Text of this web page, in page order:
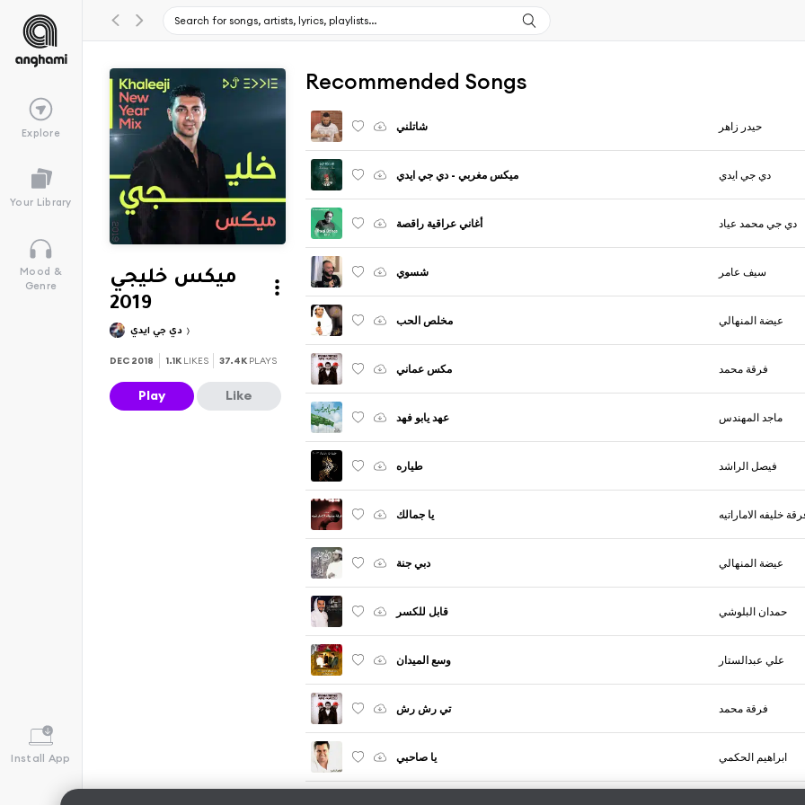
Explore
Your Library
Mood &
Genre
Install App
ميكس خليجي
2019
DEC 2018 1.1K LIKES 37.4K PLAYS
Play Like
Recommended Songs
شاتلني حيدر زاهر
ميكس مغربي - دي جي ايدي دي جي ايدي
أغاني عراقية راقصة دي جي محمد عياد
شسوي سيف عامر
مخلص الحب عيضة المنهالي
مكس عماني فرقة محمد
عهد يابو فهد ماجد المهندس
طياره فيصل الراشد
يا جمالك خليفه الاماراتيه
دبي جنة عيضة المنهالي
قابل للكسر حمدان البلوشي
وسع الميدان علي عبدالستار
تي رش رش فرقة محمد
يا صاحبي ابراهيم الحكمي